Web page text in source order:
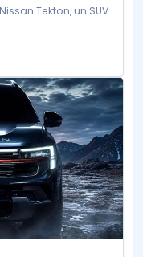
Tekton, un SUV